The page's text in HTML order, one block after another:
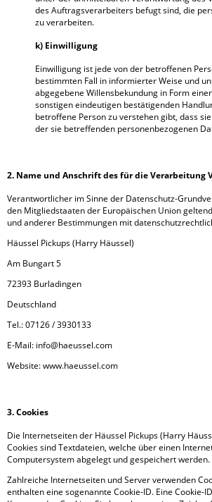
des Auftragsverarbeiters befugt sind, die
zu verarbeiten.
k) Einwilligung
Einwilligung ist jede von der betroffenen
bestimmten Fall in informierter Weise und
abgegebene Willensbekundung in Form
sonstigen eindeutigen bestätigenden
betroffene Person zu verstehen gibt, dass
der sie betreffenden personenbezogenen
2. Name und Anschrift des für die Verarbeitung
Verantwortlicher im Sinne der Datenschutz-
den Mitgliedstaaten der Europäischen Union
und anderer Bestimmungen mit
Häussel Pickups (Harry Häussel)
Am Bungart 5
72393 Burladingen
Deutschland
Tel.: 07126 / 3930133
E-Mail: info@haeussel.com
Website: www.haeussel.com
3. Cookies
Die Internetseiten der Häussel Pickups (Harry
Cookies sind Textdateien, welche über einen
Computersystem abgelegt und gespeichert werden.
Zahlreiche Internetseiten und Server verwenden
enthalten eine sogenannte Cookie-ID. Eine Cookie-